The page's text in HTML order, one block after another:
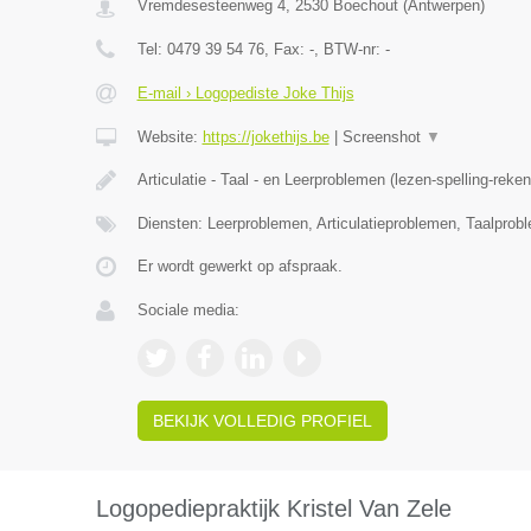
Vremdesesteenweg 4, 2530 Boechout(Antwerpen)
Tel: 0479 39 54 76, Fax: -, BTW-nr: -
E-mail › Logopediste Joke Thijs
Website: https://jokethijs.be| Screenshot ▼
Articulatie - Taal - en Leerproblemen (lezen-spelling-
Diensten: Leerproblemen, Articulatieproblemen,
Er wordt gewerkt op afspraak.
Sociale media:
BEKIJK VOLLEDIG PROFIEL
Logopediepraktijk Kristel Van Zele